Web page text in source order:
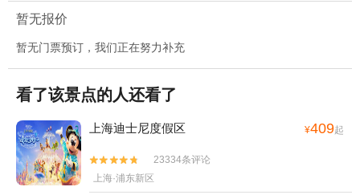
暂无报价
暂无门票预订，我们正在努力补充
看了该景点的人还看了
上海迪士尼度假区 ¥409起


23334条评论
上海·浦东新区